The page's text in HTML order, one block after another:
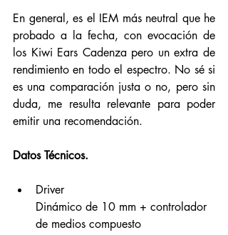
En general, es el IEM más neutral que he
probado a la fecha, con evocación de
los Kiwi Ears Cadenza pero un extra de
rendimiento en todo el espectro. No sé si
es una comparación justa o no, pero sin
duda, me resulta relevante para poder
emitir una recomendación.
Datos Técnicos.
Driver
Dinámico de 10 mm + controlador
de medios compuesto